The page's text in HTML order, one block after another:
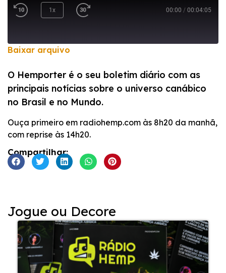
1x 00:00 / 00:04:05
FEED RSS
LINK
Baixar arquivo
O Hemporter é o seu boletim diário com as
principais notícias sobre o universo canábico
no Brasil e no Mundo.
Ouça primeiro em radiohemp.com às 8h20 da manhã,
com reprise às 14h20.
Compartilhar:
Jogue ou Decore